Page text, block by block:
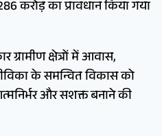
करोड़ का प्रावधान किया गया
ग्रामीण क्षेत्रों में आवास,
के समन्वित विकास को
और सशक्त बनाने की